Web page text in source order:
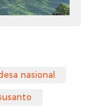
nasional